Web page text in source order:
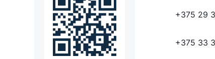
+375 29
+375 33